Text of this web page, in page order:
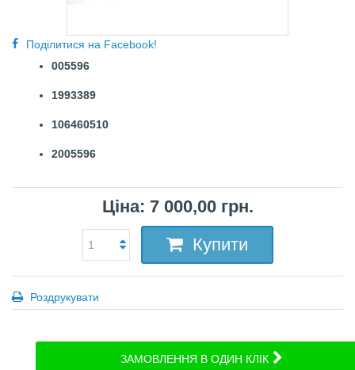
Поділитися на Facebook!
005596
1993389
106460510
2005596
Ціна: 7 000,00 грн.
Купити
Роздрукувати
ЗАМОВЛЕННЯ В ОДИН КЛІК